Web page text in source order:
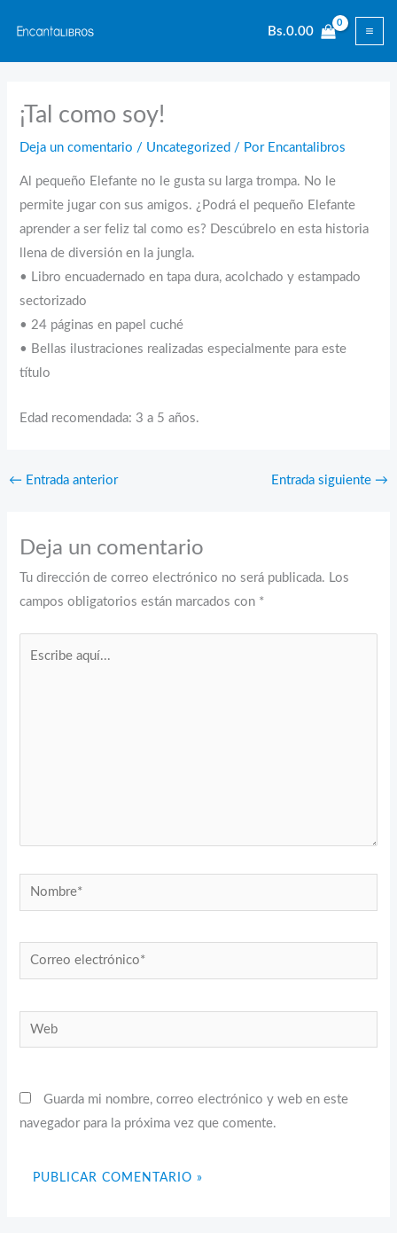
contenido
Bs.0.00
¡Tal como soy!
Deja un comentario / Uncategorized / Por Encantalibros
Al pequeño Elefante no le gusta su larga trompa. No le
permite jugar con sus amigos. ¿Podrá el pequeño Elefante
aprender a ser feliz tal como es? Descúbrelo en esta historia
llena de diversión en la jungla.
• Libro encuadernado en tapa dura, acolchado y estampado
sectorizado
• 24 páginas en papel cuché
• Bellas ilustraciones realizadas especialmente para este
título
Edad recomendada: 3 a 5 años.
← Entrada anterior Entrada siguiente →
Deja un comentario
Tu dirección de correo electrónico no será publicada. Los
campos obligatorios están marcados con *
Nombre*
Correo
electrónico*
Web
Guarda mi nombre, correo electrónico y web en este
navegador para la próxima vez que comente.